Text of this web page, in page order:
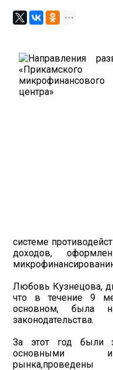
системе
доходов,
Любовь Кузнецова,
что в течение 9
основном, была
законодательства.
За этот год были
основными